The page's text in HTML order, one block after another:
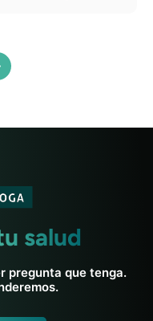
salud
pregunta que tenga.